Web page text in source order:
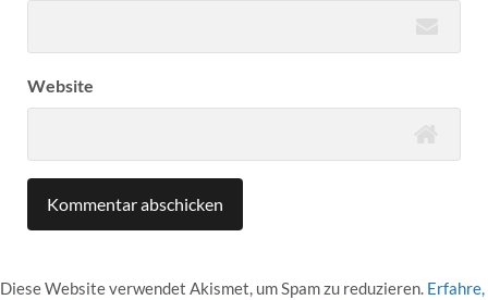
Website
Diese Website verwendet Akismet, um Spam zu reduzieren. Erfahre,